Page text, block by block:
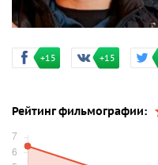
+15 +15
Рейтинг фильмографии: